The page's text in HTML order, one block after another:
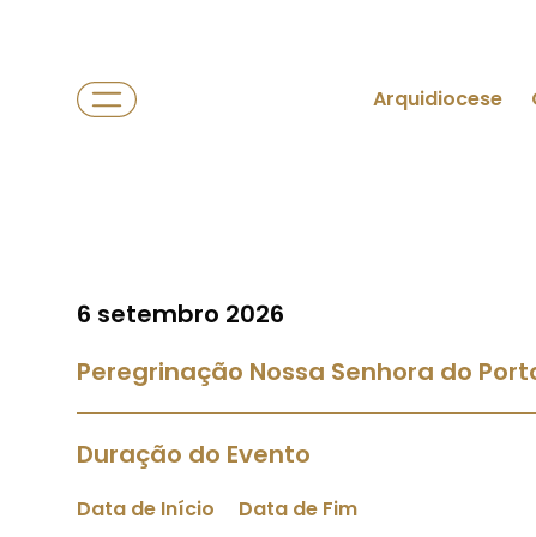
Arquidiocese
6 setembro 2026
Peregrinação Nossa Senhora do
Duração do Evento
Data de Início Data de Fim